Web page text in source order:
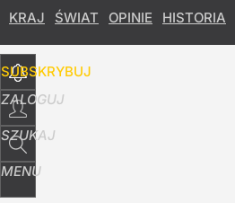
KRAJ ŚWIAT OPINIE HISTORIA
SUBSKRYBUJ
ZALOGUJ
SZUKAJ
MENU